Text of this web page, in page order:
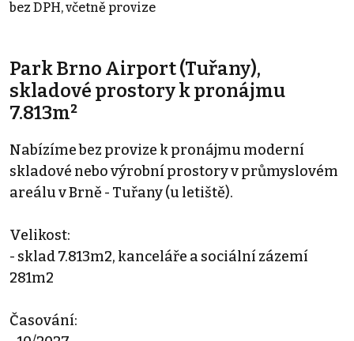
bez DPH, včetně provize
Park Brno Airport (Tuřany),
skladové prostory k pronájmu
7.813m²
Nabízíme bez provize k pronájmu moderní
skladové nebo výrobní prostory v průmyslovém
areálu v Brně - Tuřany (u letiště).
Velikost:
- sklad 7.813m2, kanceláře a sociální zázemí
281m2
Časování: